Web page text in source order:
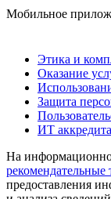
Мобильное
Этика и
Оказание
Защита
ИТ
На
рекомендательные
предоставления